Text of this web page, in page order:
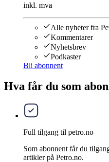
inkl. mva
Alle nyheter fra
Kommentarer
Nyhetsbrev
Podkaster
Bli abonnent
Hva får du som
Full tilgang til petro.no
Som abonnent får du
artikler på Petro.no.